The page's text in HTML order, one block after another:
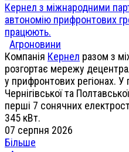
Кернел з міжнародними
автономію прифронтових
працюють.
Агроновини
Компанія Кернел разом з
розгортає мережу
у прифронтових регіонах. У
Чернігівської та
перші 7 сонячних
345 кВт.
07 серпня 2026
Більше